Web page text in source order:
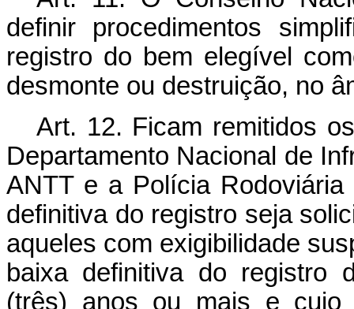
definir procedimentos
registro do bem elegível
desmonte ou destruição, no
Art. 12. Ficam remitidos
Departamento Nacional de
ANTT e a Polícia
definitiva do registro seja
aqueles com exigibilidade
baixa definitiva do registro
(três) anos ou mais e cujo